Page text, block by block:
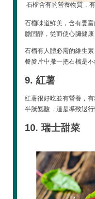
石榴含有的營養物質，
石榴味道鮮美，含有豐
膽固醇，從而使心臟健
石榴有人體必需的維生
餐麥片中撒一把石榴是不
9. 紅薯
紅薯很好吃並有營養，
半胱氨酸，這是導致退
10. 瑞士甜菜